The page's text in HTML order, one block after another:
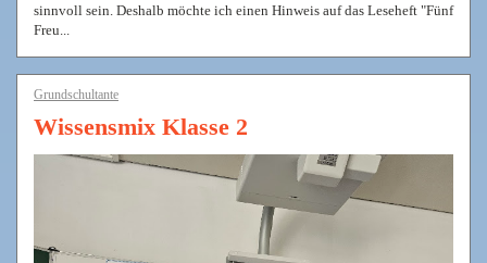
sinnvoll sein. Deshalb möchte ich einen Hinweis auf das Leseheft "Fünf
Freu...
Grundschultante
Wissensmix Klasse 2